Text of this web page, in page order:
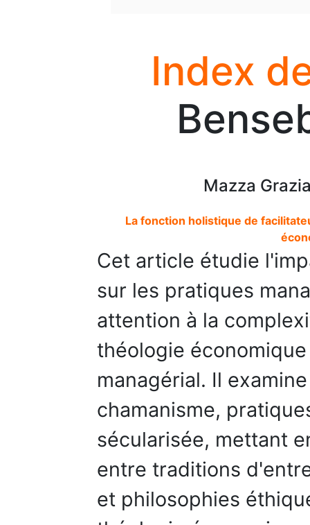
Index
Mazza
La fonction holistique de
Cet article étudie
sur les pratiques
attention à la
théologie
managérial. Il
chamanisme,
sécularisée, mettant
entre traditions
et philosophies